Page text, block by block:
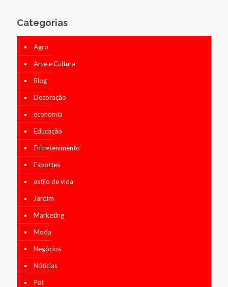
Categorias
Agro
Arte e Cultura
Blog
Decoração
economia
Educação
Entretenimento
Esportes
estilo de vida
Jardim
Marketing
Moda
Negócios
Nótícias
Pet